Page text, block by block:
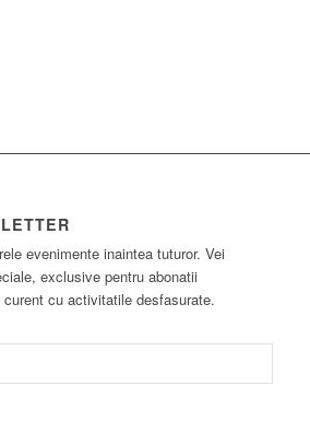
evenimente inaintea tuturor. Vei
exclusive pentru abonatii
cu activitatile desfasurate.